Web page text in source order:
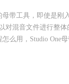
带工具，即使是
对混音文件进行整
么用，Studio One